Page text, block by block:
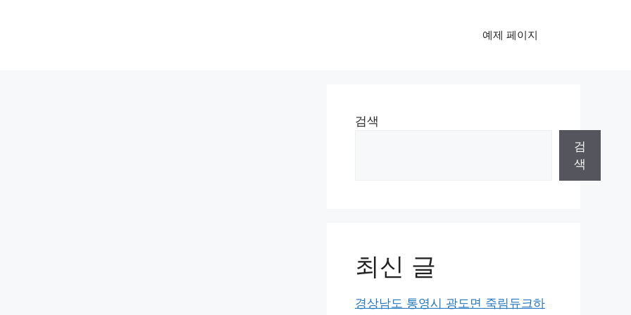
예제 페이지
검색
검
색
최신 글
경상남도 통영시 광도면 죽림듀크하